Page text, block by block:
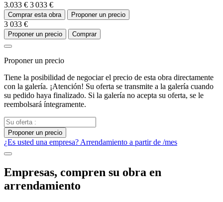
3.033 € 3 033 €
Comprar esta obra Proponer un precio
3 033 €
Proponer un precio Comprar
Proponer un precio
Tiene la posibilidad de negociar el precio de esta obra directamente
con la galería. ¡Atención! Su oferta se transmite a la galería cuando
su pedido haya finalizado. Si la galería no acepta su oferta, se le
reembolsará íntegramente.
Proponer un precio
¿Es usted una empresa? Arrendamiento a partir de /mes
Empresas, compren su obra en
arrendamiento